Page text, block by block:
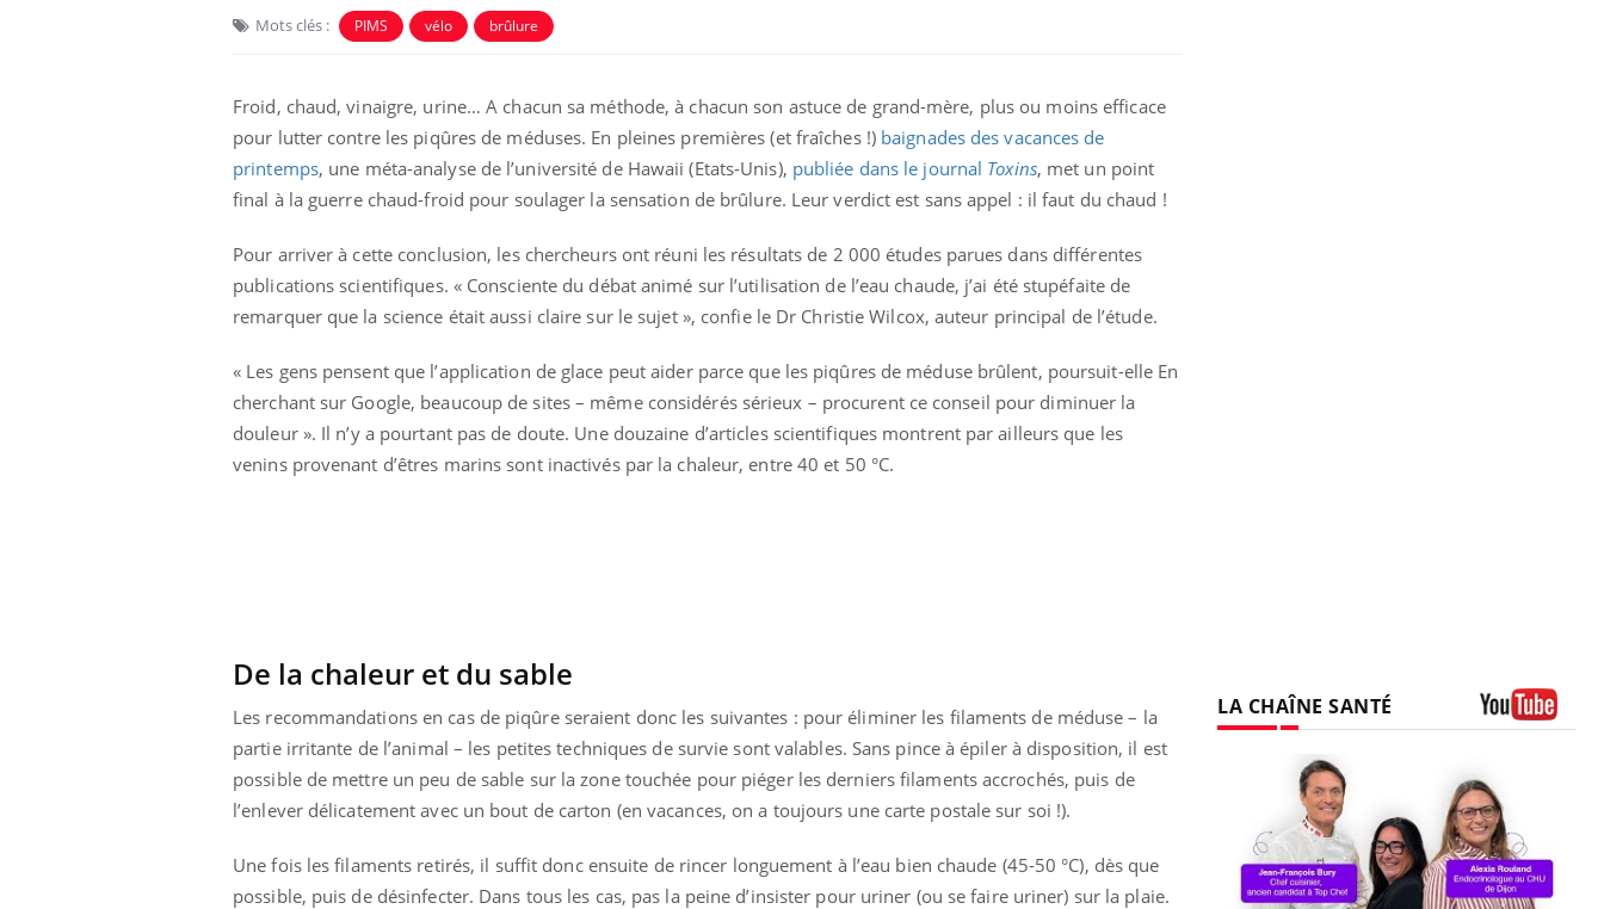
Mots clés : PIMS vélo brûlure
Froid, chaud, vinaigre, urine… A chacun sa méthode, à chacun son astuce de grand-mère, plus ou moins efficace
pour lutter contre les piqûres de méduses. En pleines premières (et fraîches !) baignades des vacances de
printemps, une méta-analyse de l’université de Hawaii (Etats-Unis), publiée dans le journal Toxins, met un point
final à la guerre chaud-froid pour soulager la sensation de brûlure. Leur verdict est sans appel : il faut du chaud !
Pour arriver à cette conclusion, les chercheurs ont réuni les résultats de 2 000 études parues dans différentes
publications scientifiques. « Consciente du débat animé sur l’utilisation de l’eau chaude, j’ai été stupéfaite de
remarquer que la science était aussi claire sur le sujet », confie le Dr Christie Wilcox, auteur principal de l’étude.
« Les gens pensent que l’application de glace peut aider parce que les piqûres de méduse brûlent, poursuit-elle En
cherchant sur Google, beaucoup de sites – même considérés sérieux – procurent ce conseil pour diminuer la
douleur ». Il n’y a pourtant pas de doute. Une douzaine d’articles scientifiques montrent par ailleurs que les
venins provenant d’êtres marins sont inactivés par la chaleur, entre 40 et 50 °C.
De la chaleur et du sable
Les recommandations en cas de piqûre seraient donc les suivantes : pour éliminer les filaments de méduse – la
partie irritante de l’animal – les petites techniques de survie sont valables. Sans pince à épiler à disposition, il est
possible de mettre un peu de sable sur la zone touchée pour piéger les derniers filaments accrochés, puis de
l’enlever délicatement avec un bout de carton (en vacances, on a toujours une carte postale sur soi !).
Une fois les filaments retirés, il suffit donc ensuite de rincer longuement à l’eau bien chaude (45-50 °C), dès que
possible, puis de désinfecter. Dans tous les cas, pas la peine d’insister pour uriner (ou se faire uriner) sur la plaie.
LA CHAÎNE SANTÉ